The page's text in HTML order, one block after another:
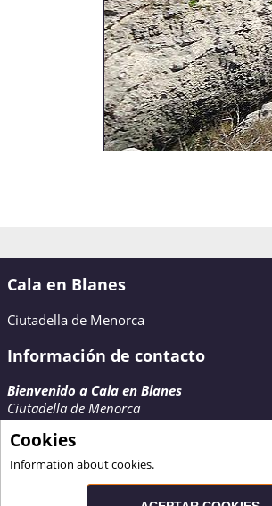
Cookies
Information about cookies.
Cala en Blanes
Ciutadella de Menorca
Información de contacto
Bienvenido a Cala en Blanes
Ciutadella de Menorca
Contactar
www.calaenblanes.com